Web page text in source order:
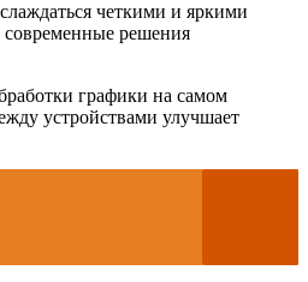
четкими и яркими
современные решения
графики на самом
устройствами улучшает